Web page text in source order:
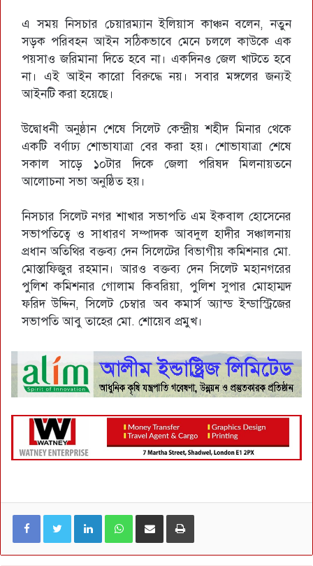
এ সময় নিসচার চেয়ারম্যান ইলিয়াস কাঞ্চন বলেন, নতুন
সড়ক পরিবহন আইন সঠিকভাবে মেনে চললে কাউকে এক
পয়সাও জরিমানা দিতে হবে না। একদিনও জেল খাটতে হবে
না। এই আইন কারো বিরুদ্ধে নয়। সবার মঙ্গলের জন্যই
আইনটি করা হয়েছে।
উদ্বোধনী অনুষ্ঠান শেষে সিলেট কেন্দ্রীয় শহীদ মিনার থেকে
একটি বর্ণাঢ্য শোভাযাত্রা বের করা হয়। শোভাযাত্রা শেষে
সকাল সাড়ে ১০টার দিকে জেলা পরিষদ মিলনায়তনে
আলোচনা সভা অনুষ্ঠিত হয়।
নিসচার সিলেট নগর শাখার সভাপতি এম ইকবাল হোসেনের
সভাপতিত্বে ও সাধারণ সম্পাদক আবদুল হাদীর সঞ্চালনায়
প্রধান অতিথির বক্তব্য দেন সিলেটের বিভাগীয় কমিশনার মো.
মোস্তাফিজুর রহমান। আরও বক্তব্য দেন সিলেট মহানগরের
পুলিশ কমিশনার গোলাম কিবরিয়া, পুলিশ সুপার মোহাম্মদ
ফরিদ উদ্দিন, সিলেট চেম্বার অব কমার্স অ্যান্ড ইন্ডাস্ট্রিজের
সভাপতি আবু তাহের মো. শোয়েব প্রমুখ।
LinkedIn WhatsApp ই-মেইলে শেয়ার করুন